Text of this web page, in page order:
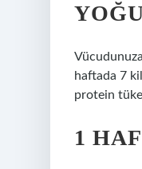
haftada 7
protein
1